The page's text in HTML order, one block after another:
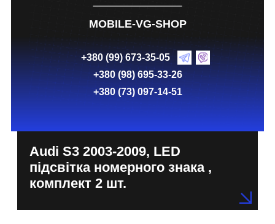
MOBILE-VG-SHOP
+380 (99) 673-35-05
+380 (98) 695-33-26
+380 (73) 097-14-51
Audi S3 2003-2009, LED
підсвітка номерного знака ,
комплект 2 шт.